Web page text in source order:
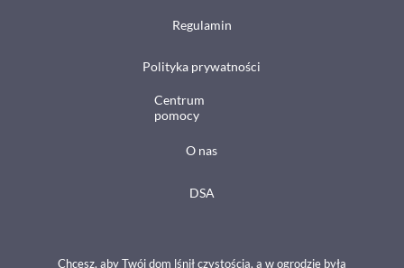
Regulamin
Polityka prywatności
Centrum
pomocy
O nas
DSA
Chcesz, aby Twój dom lśnił czystością, a w ogrodzie była